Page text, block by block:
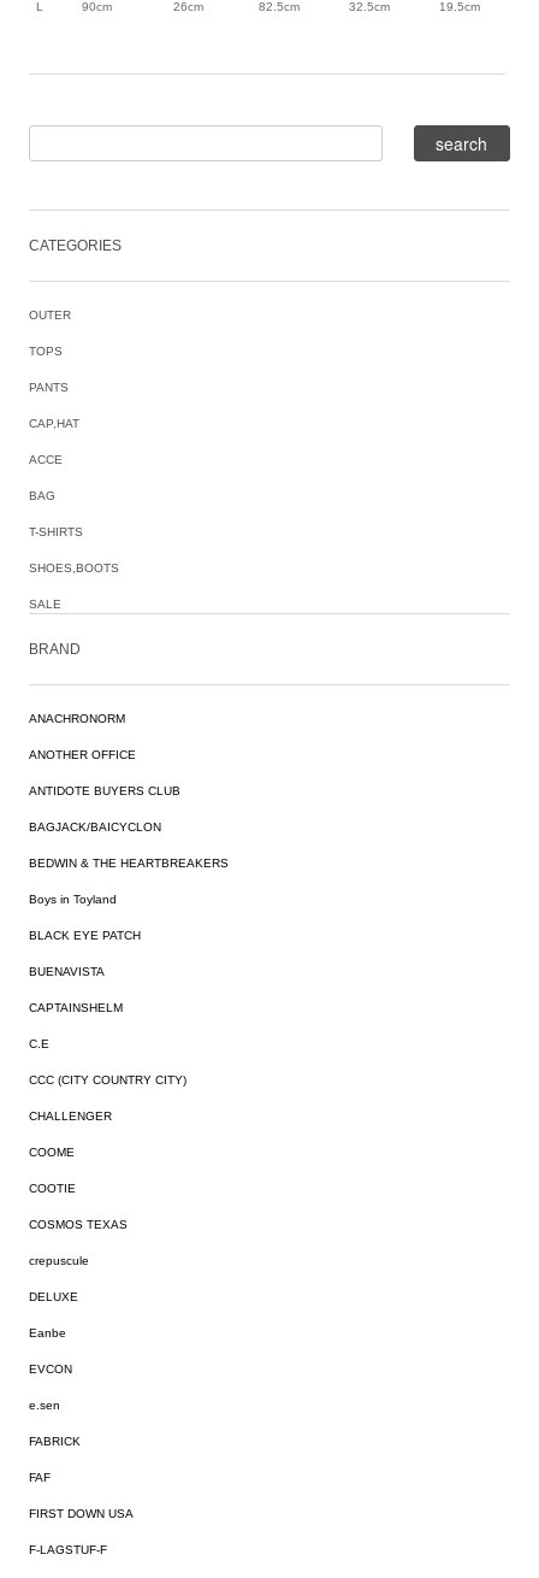
L 90cm 26cm 82.5cm 32.5cm 19.5cm
CATEGORIES
OUTER
TOPS
PANTS
CAP,HAT
ACCE
BAG
T-SHIRTS
SHOES,BOOTS
SALE
BRAND
ANACHRONORM
ANOTHER OFFICE
ANTIDOTE BUYERS CLUB
BAGJACK/BAICYCLON
BEDWIN & THE HEARTBREAKERS
Boys in Toyland
BLACK EYE PATCH
BUENAVISTA
CAPTAINSHELM
C.E
CCC (CITY COUNTRY CITY)
CHALLENGER
COOME
COOTIE
COSMOS TEXAS
crepuscule
DELUXE
Eanbe
EVCON
e.sen
FABRICK
FAF
FIRST DOWN USA
F-LAGSTUF-F